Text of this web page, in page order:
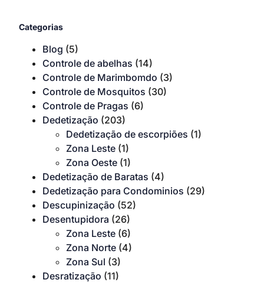
Categorias
Blog (5)
Controle de abelhas (14)
Controle de Marimbomdo (3)
Controle de Mosquitos (30)
Controle de Pragas (6)
Dedetização (203)
Dedetização de escorpiões (1)
Zona Leste (1)
Zona Oeste (1)
Dedetização de Baratas (4)
Dedetização para Condominios (29)
Descupinização (52)
Desentupidora (26)
Zona Leste (6)
Zona Norte (4)
Zona Sul (3)
Desratização (11)